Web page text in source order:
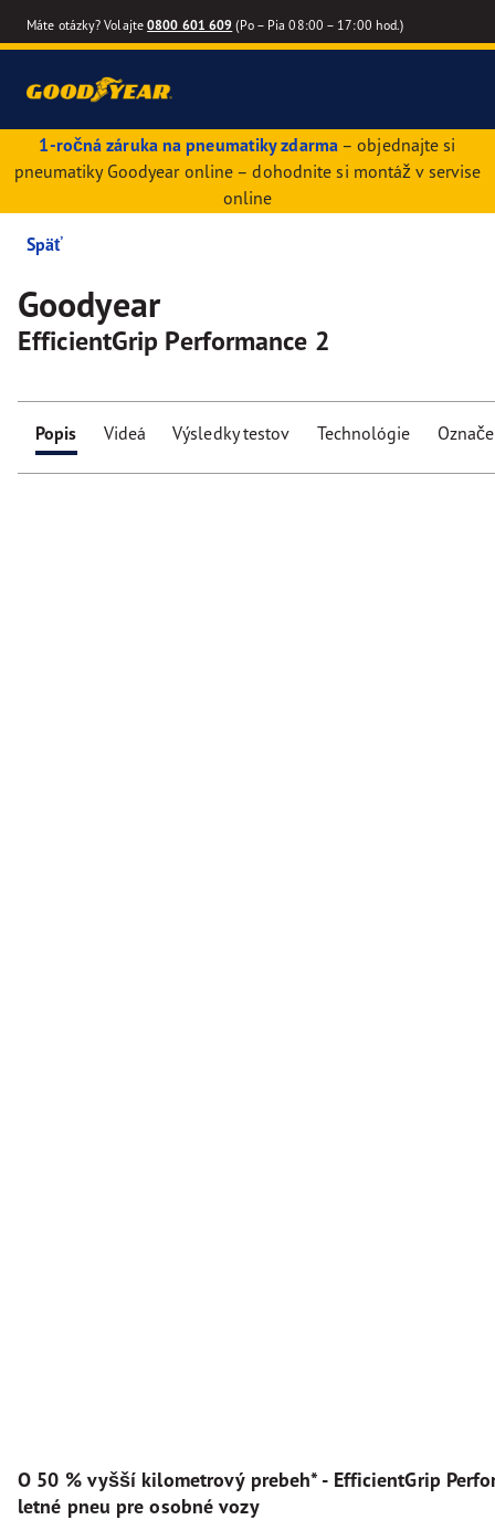
Máte otázky? Volajte0800 601 609 (Po – Pia 08:00 – 17:00 hod.)
1-ročná záruka na pneumatiky zdarma– objednajte si
pneumatiky Goodyear online – dohodnite si montáž v servise
online
Späť
Goodyear
EfficientGrip Performance 2
Popis Videá Výsledky testov Technológie
O 50 % vyšší kilometrový prebeh* - EfficientGrip
letné pneu pre osobné vozy